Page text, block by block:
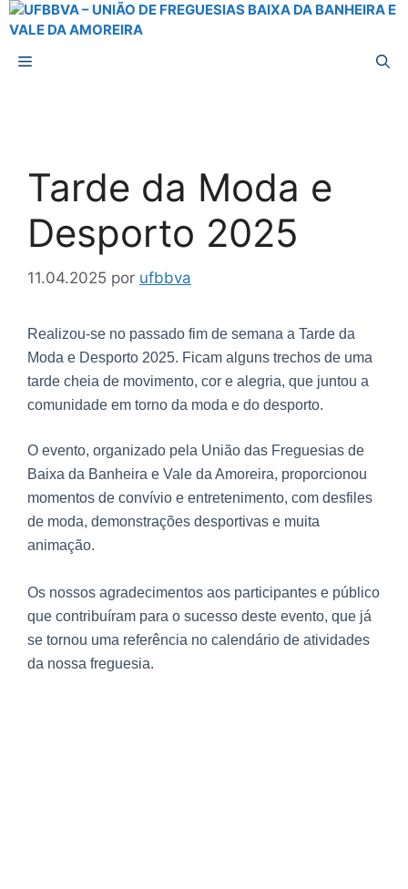
Tarde da Moda e
Desporto 2025
11.04.2025 por ufbbva
Realizou-se no passado fim de semana a Tarde da
Moda e Desporto 2025. Ficam alguns trechos de uma
tarde cheia de movimento, cor e alegria, que juntou a
comunidade em torno da moda e do desporto.
O evento, organizado pela União das Freguesias de
Baixa da Banheira e Vale da Amoreira, proporcionou
momentos de convívio e entretenimento, com desfiles
de moda, demonstrações desportivas e muita
animação.
Os nossos agradecimentos aos participantes e público
que contribuíram para o sucesso deste evento, que já
se tornou uma referência no calendário de atividades
da nossa freguesia.